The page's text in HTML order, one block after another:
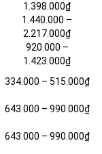
1.398.000₫
1.440.000 –
2.217.000₫
920.000 –
1.423.000₫
334.000 – 515.000₫
643.000 – 990.000₫
643.000 – 990.000₫